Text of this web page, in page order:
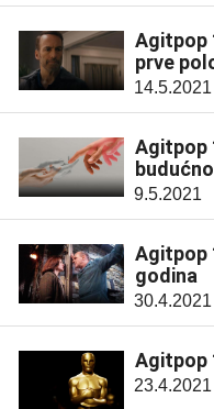
Agitpop
prve
14.5.2021
Agitpop
9.5.2021
Agitpop
godina
30.4.2021
Agitpop
23.4.2021